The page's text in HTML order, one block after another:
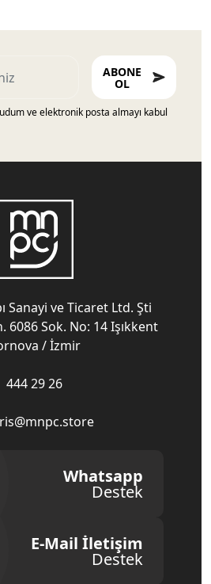
ABONE
OL
ve elektronik posta almayı kabul
Sanayi ve Ticaret Ltd. Şti
6086 Sok. No: 14 Işıkkent
/ İzmir
444 29 26
Whatsapp
Destek
E-Mail İletişim
Destek